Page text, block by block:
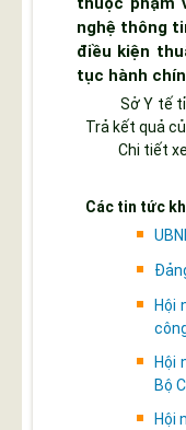
nghệ thông
điều kiện
tục hành
Sở Y tế tỉnh
Trả kết quả
Chi tiết
Các tin tức
Hội
Hội
Bộ
Hội